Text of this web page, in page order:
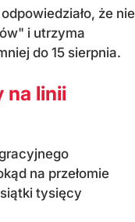
że nie
i utrzyma
do 15 sierpnia.
na linii
na przełomie
tysięcy